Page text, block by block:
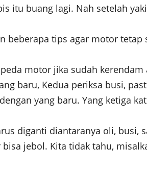
itu buang lagi. Nah setelah
beberapa tips agar motor
motor jika sudah
baru, Kedua periksa busi,
yang baru. Yang ketiga
diganti diantaranya oli,
jebol. Kita tidak tahu,